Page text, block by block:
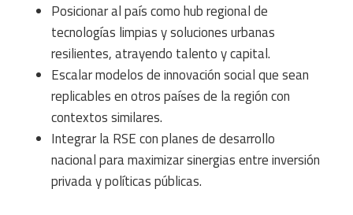
Posicionar al país como hub regional de
tecnologías limpias y soluciones urbanas
resilientes, atrayendo talento y capital.
Escalar modelos de innovación social que sean
replicables en otros países de la región con
contextos similares.
Integrar la RSE con planes de desarrollo
nacional para maximizar sinergias entre inversión
privada y políticas públicas.